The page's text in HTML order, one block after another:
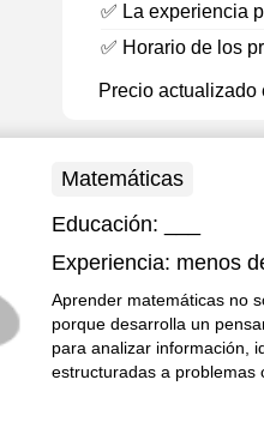
✅ La experiencia
✅ Horario de los
Precio actualizado
Matemáticas
Educación:
Experiencia: menos
Aprender matemáticas no
porque desarrolla un
para analizar información,
estructuradas a problemas